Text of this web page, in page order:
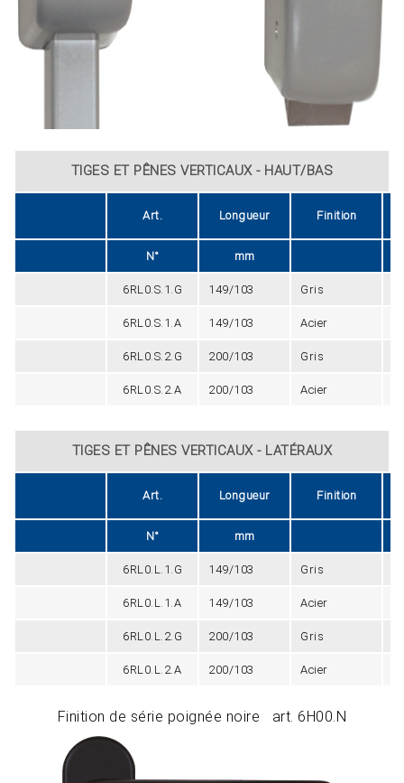
TIGES ET PÊNES VERTICAUX - HAUT/BAS
Art. Longueur Finition
N° mm
6RL0.S.1.G 149/103 Gris
6RL0.S.1.A 149/103 Acier
6RL0.S.2.G 200/103 Gris
6RL0.S.2.A 200/103 Acier
TIGES ET PÊNES VERTICAUX - LATÉRAUX
Art. Longueur Finition
N° mm
6RL0.L.1.G 149/103 Gris
6RL0.L.1.A 149/103 Acier
6RL0.L.2.G 200/103 Gris
6RL0.L.2.A 200/103 Acier
Finition de série poignée noire art. 6H00.N